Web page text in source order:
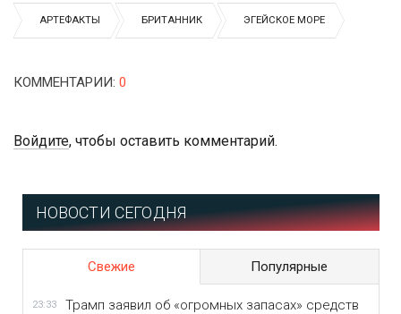
АРТЕФАКТЫ БРИТАННИК ЭГЕЙСКОЕ МОРЕ
КОММЕНТАРИИ: 0
Войдите, чтобы оставить комментарий.
НОВОСТИ СЕГОДНЯ
Свежие Популярные
23:33
Трамп заявил об «огромных запасах» средств